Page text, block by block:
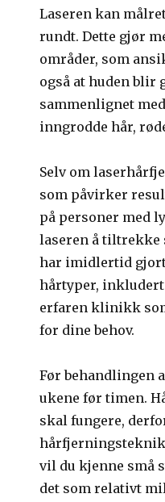
Laseren kan
rundt. Dette gjør
områder, som
også at huden
sammenlignet
inngrodde hår,
Selv om
som påvirker
på personer med
laseren å tiltrekke
har imidlertid gjort
hårtyper,
erfaren klinikk
for dine behov.
Før behandlingen
ukene før timen.
skal fungere,
vil du kjenne små
det som relativt